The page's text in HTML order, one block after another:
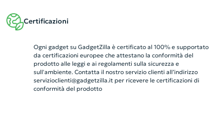
Certificazioni
Ogni gadget su GadgetZilla è certificato al 100% e supportato
da certificazioni europee che attestano la conformità del
prodotto alle leggi e ai regolamenti sulla sicurezza e
sull'ambiente. Contatta il nostro servizio clienti all’indirizzo
servizioclienti@gadgetzilla.itper ricevere le certificazioni di
conformità del prodotto